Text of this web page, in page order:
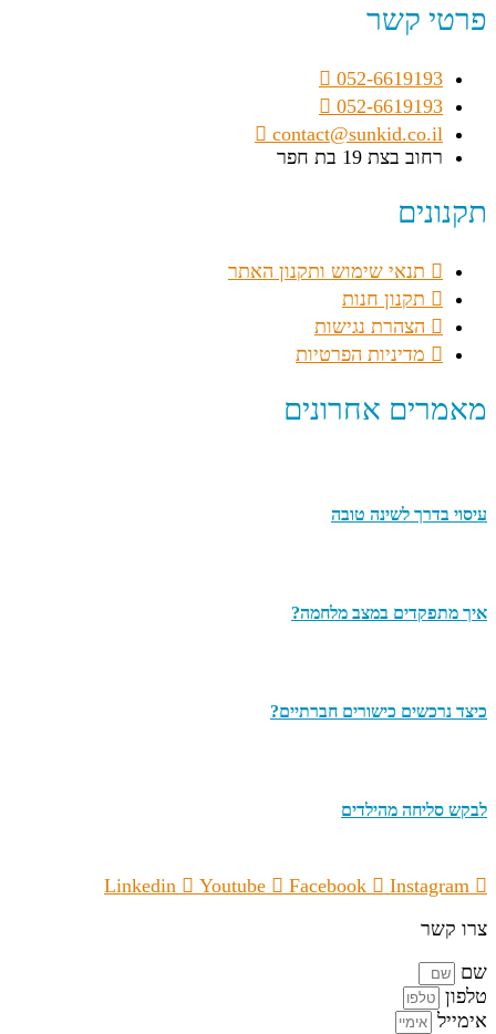
פרטי קשר
052-6619193
052-6619193
contact@sunkid.co.il
רחוב בצת 19 בת חפר
תקנונים
תנאי שימוש ותקנון האתר
תקנון חנות
הצהרת נגישות
מדיניות הפרטיות
מאמרים אחרונים
עיסוי בדרך לשינה טובה
איך מתפקדים במצב מלחמה?
כיצד נרכשים כישורים חברתיים?
לבקש סליחה מהילדים
Linkedin Youtube Facebook
Instagram
צרו קשר
שם
טלפון
אימייל